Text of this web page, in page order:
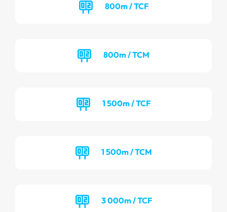
800m / TCF
800m / TCM
1 500m / TCF
1 500m / TCM
3 000m / TCF